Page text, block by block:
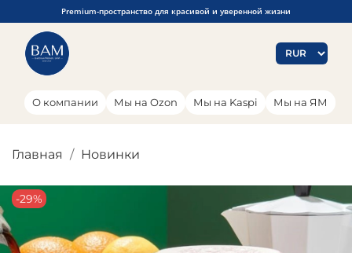
Premium-пространство для красивой и уверенной жизни
О компании Мы на Ozon Мы на Kaspi Мы на ЯМ
Главная Новинки
-29%